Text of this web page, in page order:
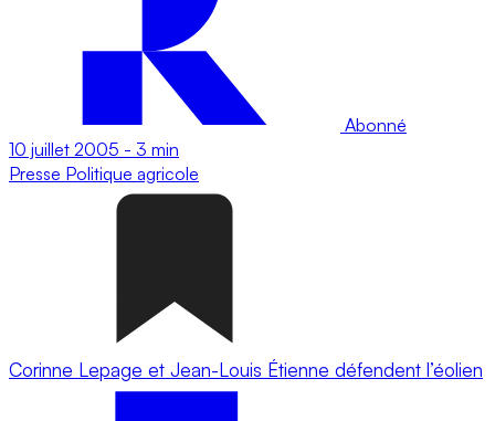
Abonné
10 juillet 2005 - 3 min
Presse Politique agricole
Corinne Lepage et Jean-Louis Étienne défendent l’éolien